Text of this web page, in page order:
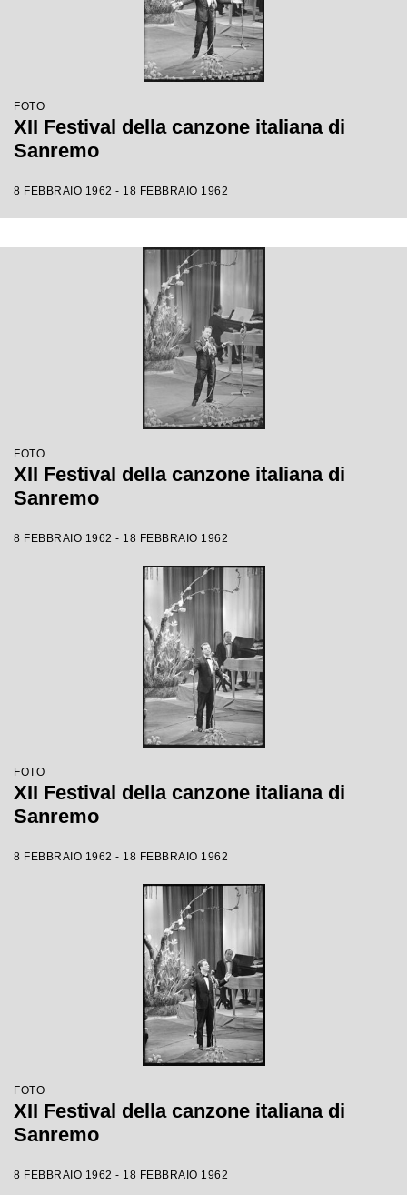
FOTO
XII Festival della canzone italiana di
Sanremo
8 FEBBRAIO 1962 - 18 FEBBRAIO 1962
FOTO
XII Festival della canzone italiana di
Sanremo
8 FEBBRAIO 1962 - 18 FEBBRAIO 1962
FOTO
XII Festival della canzone italiana di
Sanremo
8 FEBBRAIO 1962 - 18 FEBBRAIO 1962
FOTO
XII Festival della canzone italiana di
Sanremo
8 FEBBRAIO 1962 - 18 FEBBRAIO 1962